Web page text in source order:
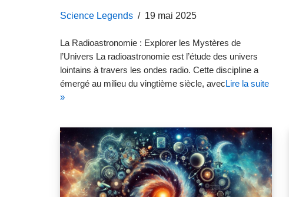
Science Legends 19 mai 2025
La Radioastronomie : Explorer les Mystères de
l’Univers La radioastronomie est l’étude des univers
lointains à travers les ondes radio. Cette discipline a
émergé au milieu du vingtième siècle, avecLire la suite
»